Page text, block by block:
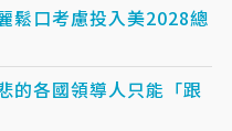
口考慮投入美2028總
各國領導人只能「跟